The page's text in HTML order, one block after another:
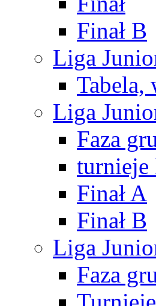
Finał B
Liga
Tabela,
Liga
Faza
Finał A
Finał B
Liga
Faza